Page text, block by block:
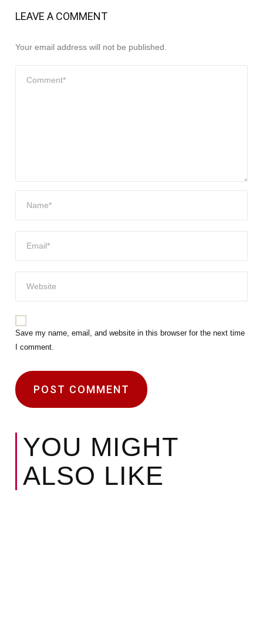
LEAVE A COMMENT
Your email address will not be published.
Save my name, email, and website in this browser for the next time
I comment.
YOU MIGHT
ALSO LIKE